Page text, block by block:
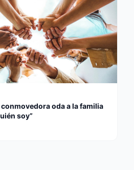
oda a la familia
soy”